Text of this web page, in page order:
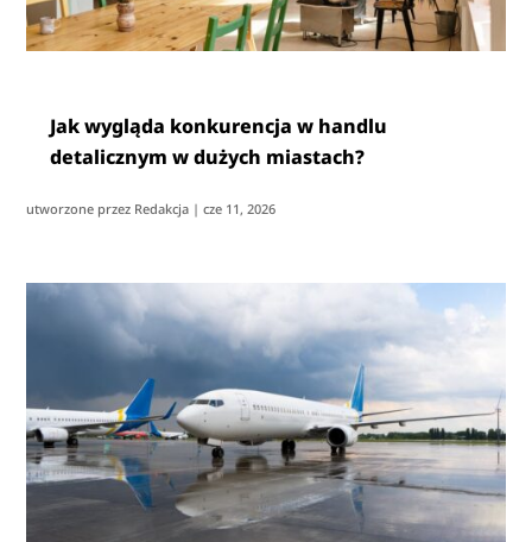
Jak wygląda konkurencja w handlu
detalicznym w dużych miastach?
utworzone przez Redakcja |cze 11, 2026